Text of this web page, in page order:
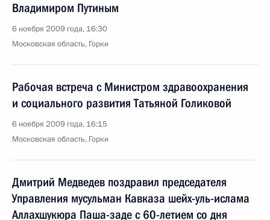
Владимиром Путиным
6 ноября 2009 года, 16:30
Московская область, Горки
Рабочая встреча с Министром здравоохранения
и социального развития Татьяной Голиковой
6 ноября 2009 года, 16:15
Московская область, Горки
Дмитрий Медведев поздравил председателя
Управления мусульман Кавказа шейх-уль-ислама
Аллахшукюра Паша-заде с 60-летием со дня